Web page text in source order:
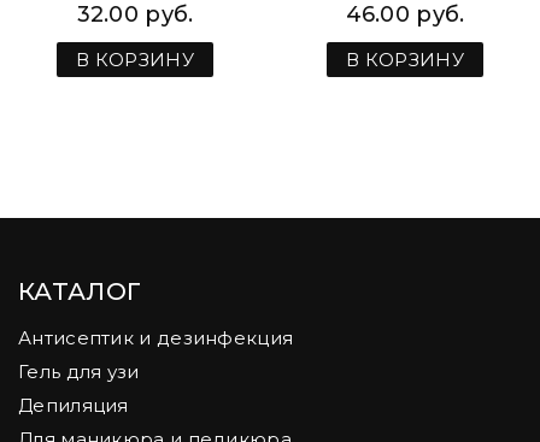
32.00 руб.
В КОРЗИНУ
46.00 руб.
В КОРЗИНУ
КАТАЛОГ
Антисептик и дезинфекция
Гель для узи
Депиляция